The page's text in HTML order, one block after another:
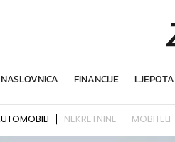
NASLOVNICA FINANCIJE